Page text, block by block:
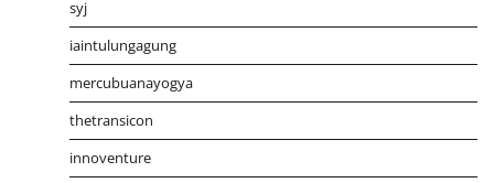
syj
iaintulungagung
mercubuanayogya
thetransicon
innoventure